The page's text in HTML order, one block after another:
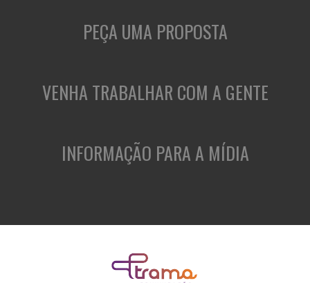
PEÇA UMA PROPOSTA
VENHA TRABALHAR COM A GENTE
INFORMAÇÃO PARA A MÍDIA